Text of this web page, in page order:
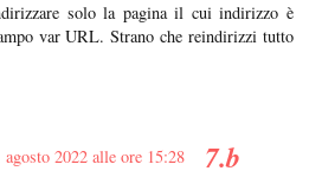
solo la pagina il cui indirizzo è
var URL. Strano che reindirizzi tutto
agosto 2022 alle ore 15:28